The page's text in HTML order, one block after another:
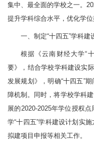
集中、最全面的学校之一。
提升学科综合水平，优化学位
一、制定“十四五”学科
根据《云南财经大学“
要》，结合学校学科建设实
发展规划》，明确“十四五”
障机制。同时，将学校学科
展的2020-2025年学位授权
学“十四五”学科建设计划实
拟建项目申报等相关工作。